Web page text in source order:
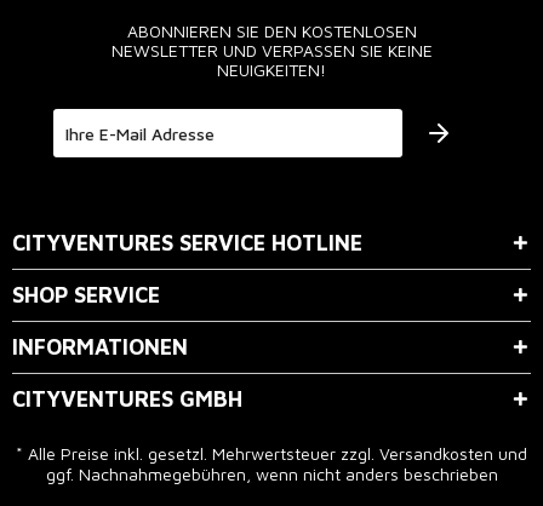
ABONNIEREN SIE DEN KOSTENLOSEN
NEWSLETTER UND VERPASSEN SIE KEINE
NEUIGKEITEN!
CITYVENTURES SERVICE HOTLINE
SHOP SERVICE
INFORMATIONEN
CITYVENTURES GMBH
* Alle Preise inkl. gesetzl. Mehrwertsteuer zzgl. Versandkosten und
ggf. Nachnahmegebühren, wenn nicht anders beschrieben